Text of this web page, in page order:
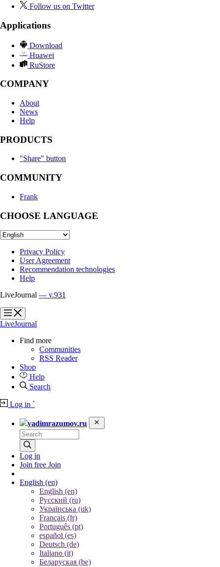
Follow us on Twitter
Applications
Download
Huawei
RuStore
COMPANY
About
News
Help
PRODUCTS
"Share" button
COMMUNITY
Frank
CHOOSE LANGUAGE
Privacy Policy
User Agreement
Recommendation technologies
Help
LiveJournal — v.931
?
?
LiveJournal
Find more
Communities
RSS Reader
Shop
Help
Search
Log in `
vadimrazumov.ru
Log in
Join free Join
English (en)
English (en)
Русский (ru)
Українська (uk)
Français (fr)
Português (pt)
español (es)
Deutsch (de)
Italiano (it)
Беларуская (be)